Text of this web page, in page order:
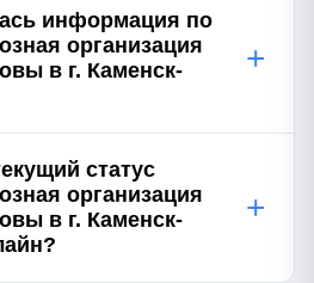
информация по
организация
в г. Каменск-
+
статус
организация
в г. Каменск-
онлайн?
+